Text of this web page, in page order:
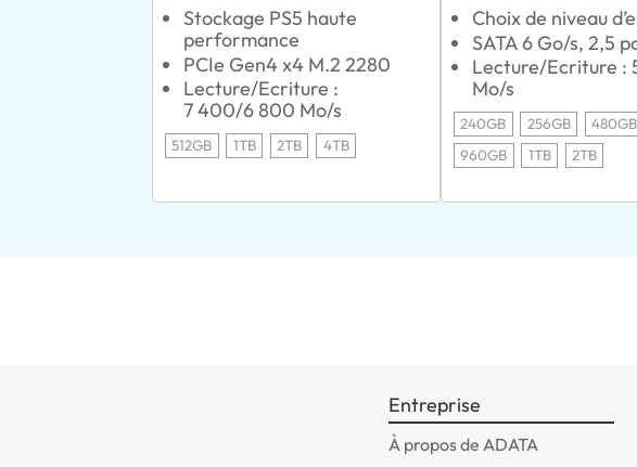
Stockage PS5 haute
performance
PCIe Gen4 x4 M.2 2280
Lecture/Ecriture :
7 400/6 800 Mo/s
512GB 1TB 2TB 4TB
Choix de niveau
SATA 6 Go/s, 2,5
Lecture/Ecriture :
Mo/s
240GB 256GB 480GB
960GB
1TB 2TB
Entreprise
À propos de ADATA